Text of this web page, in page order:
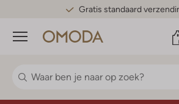
Gratis standaard
Menu